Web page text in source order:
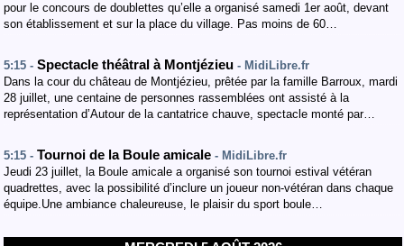
pour le concours de doublettes qu’elle a organisé samedi 1er août, devant
son établissement et sur la place du village. Pas moins de 60…
5:15 - Spectacle théâtral à Montjézieu - MidiLibre.fr
Dans la cour du château de Montjézieu, prêtée par la famille Barroux, mardi
28 juillet, une centaine de personnes rassemblées ont assisté à la
représentation d’Autour de la cantatrice chauve, spectacle monté par…
5:15 - Tournoi de la Boule amicale - MidiLibre.fr
Jeudi 23 juillet, la Boule amicale a organisé son tournoi estival vétéran
quadrettes, avec la possibilité d’inclure un joueur non-vétéran dans chaque
équipe.Une ambiance chaleureuse, le plaisir du sport boule…